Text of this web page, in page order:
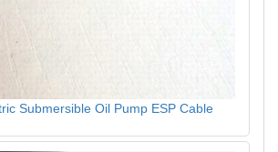
Submersible Oil Pump ESP Cable